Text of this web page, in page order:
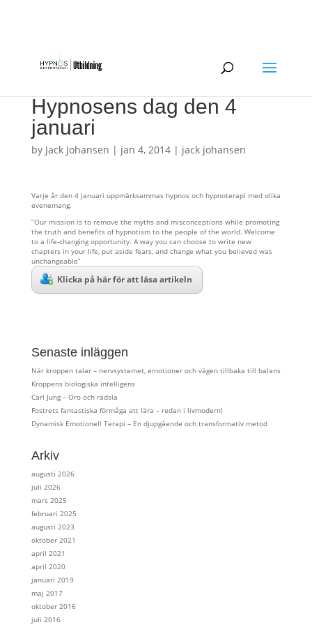
Hypnosens dag den 4
januari
by Jack Johansen | jan 4, 2014| jack johansen
Varje år den 4 januari uppmärksammas hypnos och hypnoterapi med olika
evenemang.
”Our mission is to remove the myths and misconceptions while promoting
the truth and benefits of hypnotism to the people of the world. Welcome
to a life-changing opportunity. A way you can choose to write new
chapters in your life, put aside fears, and change what you believed was
unchangeable”
Klicka på här för att läsa artikeln
Senaste inläggen
När kroppen talar – nervsystemet, emotioner och vägen tillbaka till balans
Kroppens biologiska intelligens
Carl Jung – Oro och rädsla
Fostrets fantastiska förmåga att lära – redan i livmodern!
Dynamisk Emotionell Terapi – En djupgående och transformativ metod
Arkiv
augusti 2026
juli 2026
mars 2025
februari 2025
augusti 2023
oktober 2021
april 2021
april 2020
januari 2019
maj 2017
oktober 2016
juli 2016